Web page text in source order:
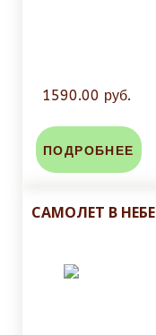
1590.00 руб.
ПОДРОБНЕЕ
САМОЛЕТ В НЕБЕ